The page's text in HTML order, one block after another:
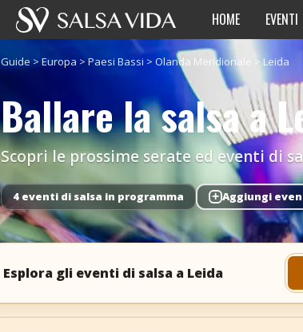
HOME EVENTI
Guide >Europa > Paesi Bassi > Olanda Meridionale > Leida
Ballare la salsa a
Scopri le prossime serate ed eventi di
4 eventi di salsa in programma + Aggiungi
Esplora gli eventi di salsa a Leida